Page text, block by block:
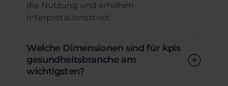
die Nutzung und erhöhen
Interpretationsstreit.
Welche Dimensionen sind für kpis
gesundheitsbranche am
wichtigsten?